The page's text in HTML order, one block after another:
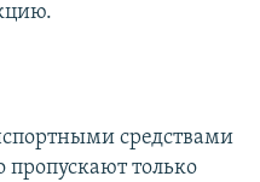
средствами
пропускают только